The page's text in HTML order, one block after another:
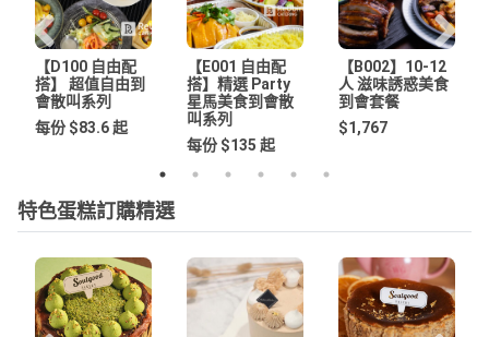
【D100 自由配
搭】 超值自由到
會散叫系列
每份 $83.6 起
【E001 自由配
搭】精選 Party
星馬美食到會散
叫系列
每份 $135 起
【B002】10-12
人 滋味誘惑美食
到會套餐
$1,767
特色蛋糕訂購精選